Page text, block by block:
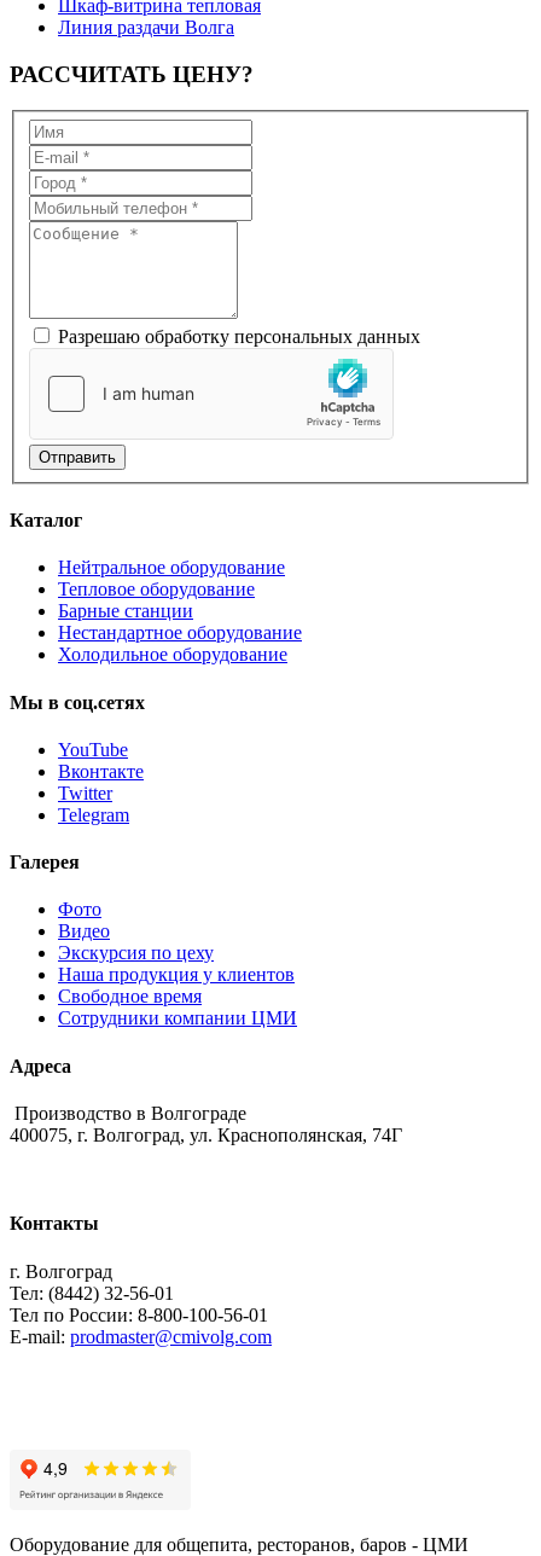
Шкаф-витрина тепловая
Линия раздачи Волга
РАССЧИТАТЬ ЦЕНУ?
Разрешаю обработку персональных данных
Отправить
Каталог
Нейтральное оборудование
Тепловое оборудование
Барные станции
Нестандартное оборудование
Холодильное оборудование
Мы в соц.сетях
YouTube
Вконтакте
Twitter
Telegram
Галерея
Фото
Видео
Экскурсия по цеху
Наша продукция у клиентов
Свободное время
Сотрудники компании ЦМИ
Адреса
Производство в Волгограде
400075, г. Волгоград, ул. Краснополянская, 74Г
Контакты
г. Волгоград
Тел: (8442) 32-56-01
Тел по России: 8-800-100-56-01
E-mail: prodmaster@cmivolg.com
Оборудование для общепита, ресторанов, баров - ЦМИ